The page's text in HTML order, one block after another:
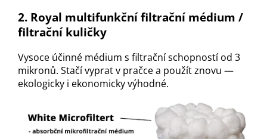
2. Royal multifunkční filtrační médium /
filtrační kuličky
Vysoce účinné médium s filtrační schopností od 3
mikronů. Stačí vyprat v pračce a použít znovu —
ekologicky i ekonomicky výhodné.